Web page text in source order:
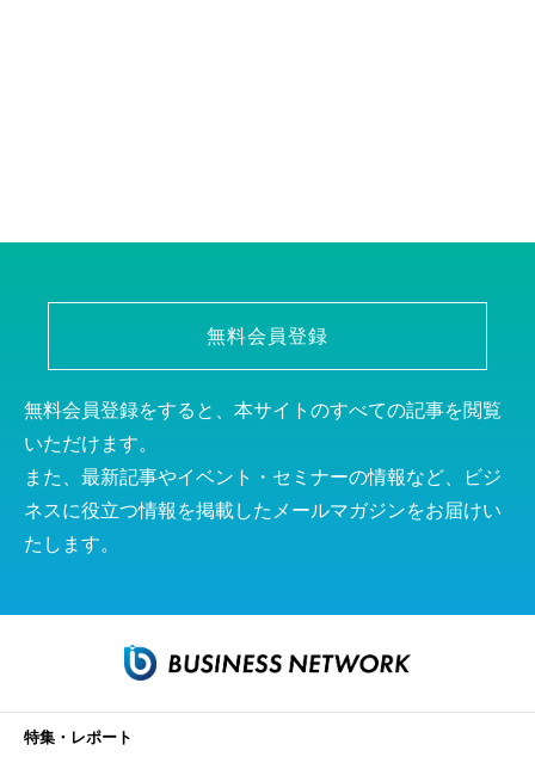
無料会員登録
無料会員登録をすると、本サイトのすべての記事を閲覧
いただけます。
また、最新記事やイベント・セミナーの情報など、ビジ
ネスに役立つ情報を掲載したメールマガジンをお届けい
たします。
特集・レポート